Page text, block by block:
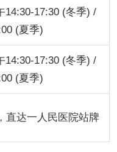
14:30-17:30 (冬季) /
(夏季)
14:30-17:30 (冬季) /
(夏季)
直达一人民医院站牌